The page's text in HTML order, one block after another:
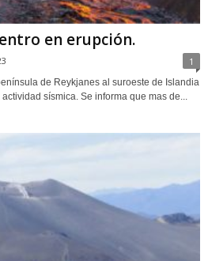
en erupción.
1
de Reykjanes al suroeste de Islandia
sísmica. Se informa que mas de...